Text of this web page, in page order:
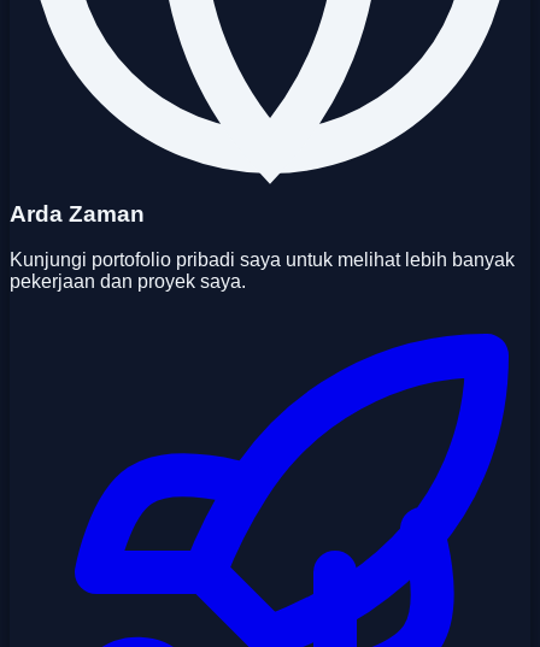
Arda Zaman
Kunjungi portofolio pribadi saya untuk melihat lebih banyak
pekerjaan dan proyek saya.